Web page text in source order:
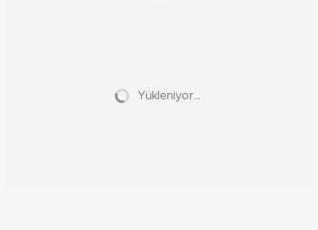
Yükleniyor...